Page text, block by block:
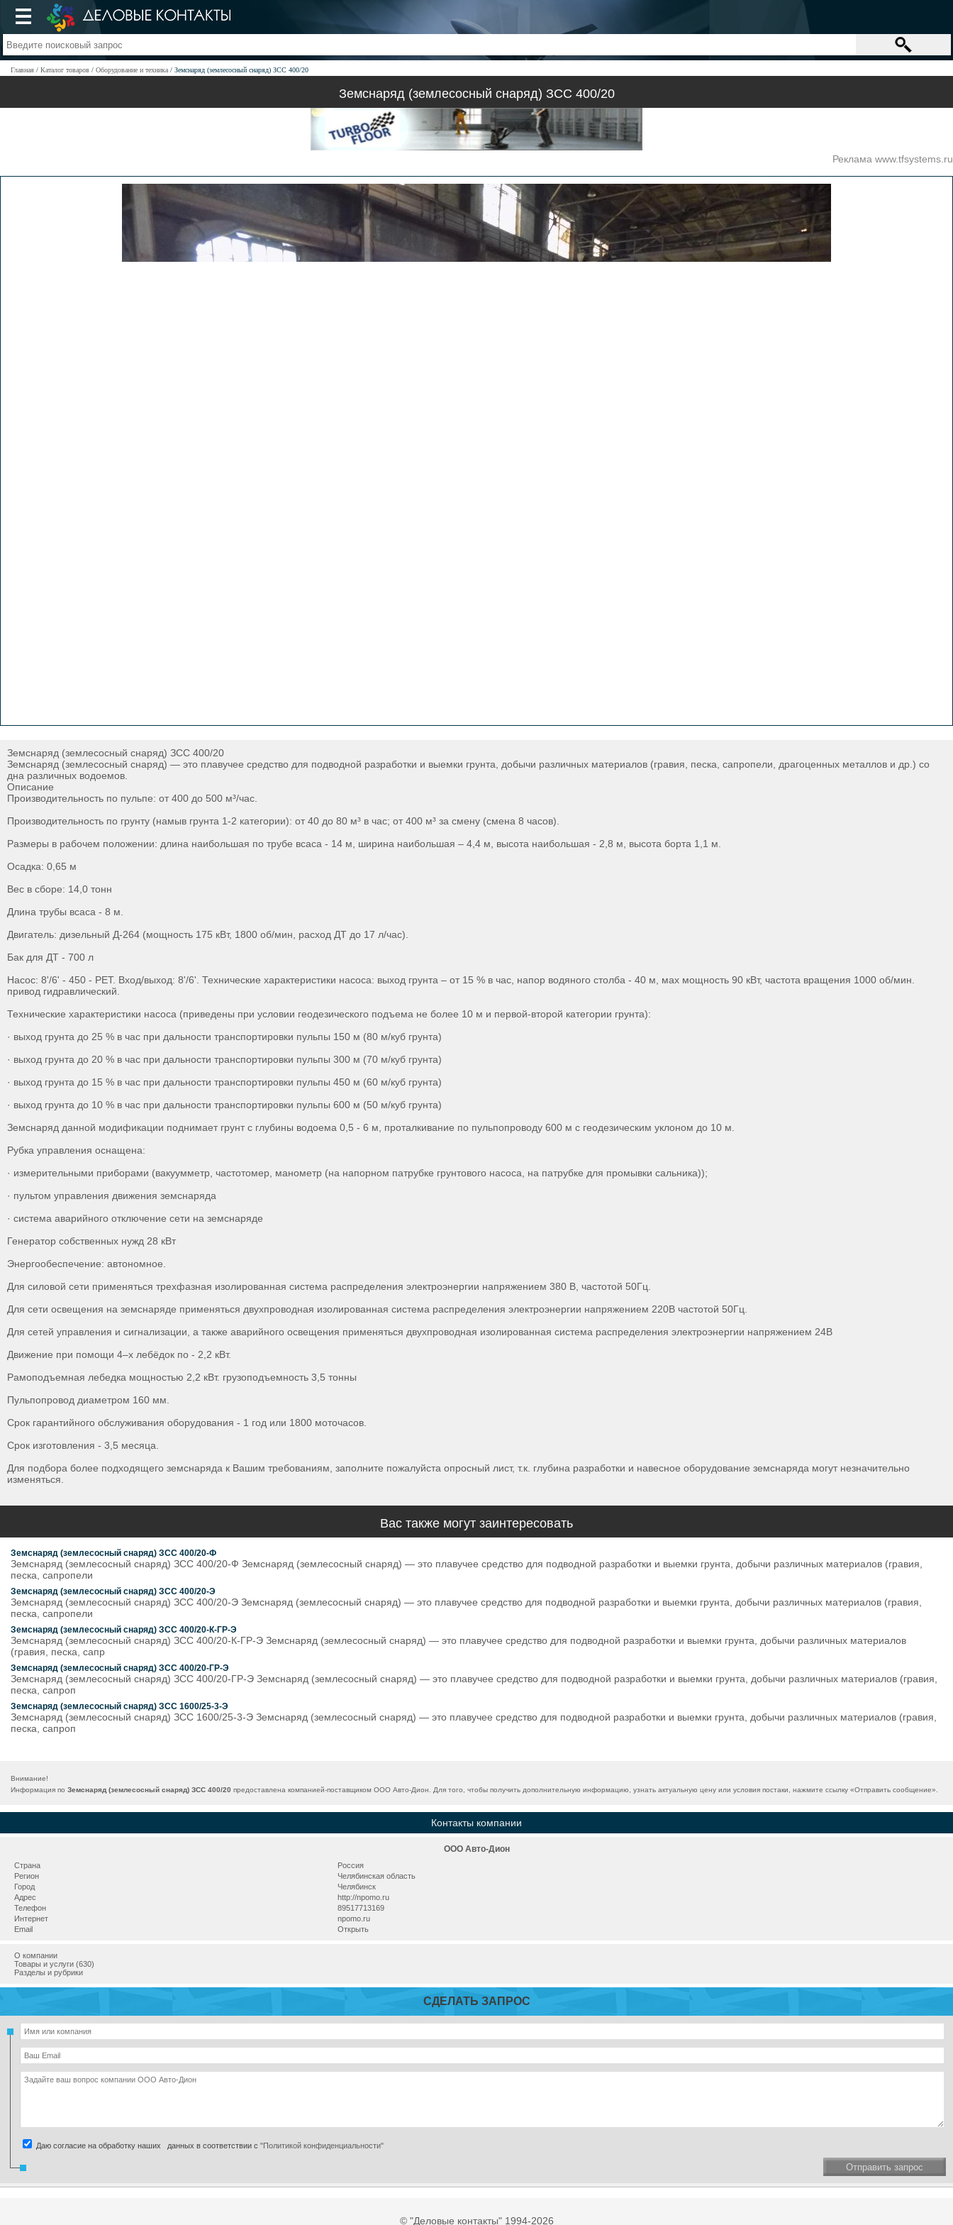
Главная Каталог товаров Оборудование и техника Земснаряд (землесосный снаряд) ЗСС 400/20
Земснаряд (землесосный снаряд) ЗСС 400/20
Реклама www.tfsystems.ru
Земснаряд (землесосный снаряд) ЗСС 400/20
Земснаряд (землесосный снаряд) — это плавучее средство для подводной разработки и выемки грунта, добычи различных материалов (гравия, песка, сапропели, драгоценных металлов и др.) со
дна различных водоемов.
Описание
Производительность по пульпе: от 400 до 500 м³/час.
Производительность по грунту (намыв грунта 1-2 категории): от 40 до 80 м³ в час; от 400 м³ за смену (смена 8 часов).
Размеры в рабочем положении: длина наибольшая по трубе всаса - 14 м, ширина наибольшая – 4,4 м, высота наибольшая - 2,8 м, высота борта 1,1 м.
Осадка: 0,65 м
Вес в сборе: 14,0 тонн
Длина трубы всаса - 8 м.
Двигатель: дизельный Д-264 (мощность 175 кВт, 1800 об/мин, расход ДТ до 17 л/час).
Бак для ДТ - 700 л
Насос: 8'/6' - 450 - РЕТ. Вход/выход: 8'/6'. Технические характеристики насоса: выход грунта – от 15 % в час, напор водяного столба - 40 м, мах мощность 90 кВт, частота вращения 1000 об/мин.
привод гидравлический.
Технические характеристики насоса (приведены при условии геодезического подъема не более 10 м и первой-второй категории грунта):
· выход грунта до 25 % в час при дальности транспортировки пульпы 150 м (80 м/куб грунта)
· выход грунта до 20 % в час при дальности транспортировки пульпы 300 м (70 м/куб грунта)
· выход грунта до 15 % в час при дальности транспортировки пульпы 450 м (60 м/куб грунта)
· выход грунта до 10 % в час при дальности транспортировки пульпы 600 м (50 м/куб грунта)
Земснаряд данной модификации поднимает грунт с глубины водоема 0,5 - 6 м, проталкивание по пульпопроводу 600 м с геодезическим уклоном до 10 м.
Рубка управления оснащена:
· измерительными приборами (вакуумметр, частотомер, манометр (на напорном патрубке грунтового насоса, на патрубке для промывки сальника));
· пультом управления движения земснаряда
· система аварийного отключение сети на земснаряде
Генератор собственных нужд 28 кВт
Энергообеспечение: автономное.
Для силовой сети применяться трехфазная изолированная система распределения электроэнергии напряжением 380 В, частотой 50Гц.
Для сети освещения на земснаряде применяться двухпроводная изолированная система распределения электроэнергии напряжением 220В частотой 50Гц.
Для сетей управления и сигнализации, а также аварийного освещения применяться двухпроводная изолированная система распределения электроэнергии напряжением 24В
Движение при помощи 4–х лебёдок по - 2,2 кВт.
Рамоподъемная лебедка мощностью 2,2 кВт. грузоподъемность 3,5 тонны
Пульпопровод диаметром 160 мм.
Срок гарантийного обслуживания оборудования - 1 год или 1800 моточасов.
Срок изготовления - 3,5 месяца.
Для подбора более подходящего земснаряда к Вашим требованиям, заполните пожалуйста опросный лист, т.к. глубина разработки и навесное оборудование земснаряда могут незначительно
изменяться.
Вас также могут заинтересовать
Земснаряд (землесосный снаряд) ЗСС 400/20-Ф
Земснаряд (землесосный снаряд) ЗСС 400/20-Ф Земснаряд (землесосный снаряд) — это плавучее средство для подводной разработки и выемки грунта, добычи различных материалов (гравия,
песка, сапропели
Земснаряд (землесосный снаряд) ЗСС 400/20-Э
Земснаряд (землесосный снаряд) ЗСС 400/20-Э Земснаряд (землесосный снаряд) — это плавучее средство для подводной разработки и выемки грунта, добычи различных материалов (гравия,
песка, сапропели
Земснаряд (землесосный снаряд) ЗСС 400/20-К-ГР-Э
Земснаряд (землесосный снаряд) ЗСС 400/20-К-ГР-Э Земснаряд (землесосный снаряд) — это плавучее средство для подводной разработки и выемки грунта, добычи различных материалов
(гравия, песка, сапр
Земснаряд (землесосный снаряд) ЗСС 400/20-ГР-Э
Земснаряд (землесосный снаряд) ЗСС 400/20-ГР-Э Земснаряд (землесосный снаряд) — это плавучее средство для подводной разработки и выемки грунта, добычи различных материалов (гравия,
песка, сапроп
Земснаряд (землесосный снаряд) ЗСС 1600/25-3-Э
Земснаряд (землесосный снаряд) ЗСС 1600/25-3-Э Земснаряд (землесосный снаряд) — это плавучее средство для подводной разработки и выемки грунта, добычи различных материалов (гравия,
песка, сапроп
Внимание!
Информация по Земснаряд (землесосный снаряд) ЗСС 400/20 предоставлена компанией-поставщиком ООО Авто-Дион. Для того, чтобы получить дополнительную информацию, узнать актуальную цену или условия постаки, нажмите ссылку «Отправить сообщение».
Контакты компании
ООО Авто-Дион
Страна
Россия
Регион
Челябинская область
Город
Челябинск
Адрес
http://npomo.ru
Телефон
89517713169
Интернет
npomo.ru
Email
Открыть
О компании
Товары и услуги (630)
Разделы и рубрики
СДЕЛАТЬ ЗАПРОС
Даю согласие на обработку наших данных в соответствии с "Политикой конфиденциальности"
Отправить запрос
© "Деловые контакты" 1994-2026